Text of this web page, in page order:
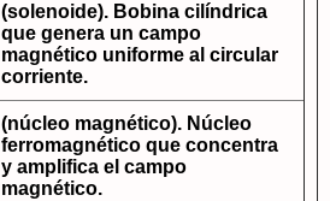
(solenoide). Bobina cilíndrica
que genera un campo
magnético uniforme al circular
corriente.
(núcleo magnético). Núcleo
ferromagnético que concentra
y amplifica el campo
magnético.